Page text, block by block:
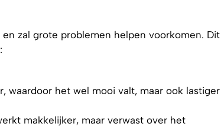
zal grote problemen helpen voorkomen. Dit
waardoor het wel mooi valt, maar ook lastiger
makkelijker, maar verwast over het